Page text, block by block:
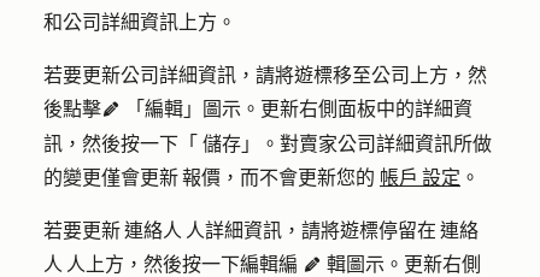
和公司詳細資訊上方。
若要更新公司詳細資訊，請將遊標移至公司上方，然
後點擊edit 「編輯」圖示 。更新右側面板中的詳細資
訊，然後按一下「 儲存 」。對賣家公司詳細資訊所做
的變更僅會更新 報價，而不會更新您的 帳戶 設定 。
若要更新 連絡人 人詳細資訊，請將遊標停留在 連絡
人 人上方，然後按一下編輯編 edit 輯圖示 。更新右側